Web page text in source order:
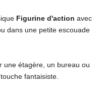
Figurine d'action avec
dans une petite escouade
une étagère, un bureau ou
fantaisiste.